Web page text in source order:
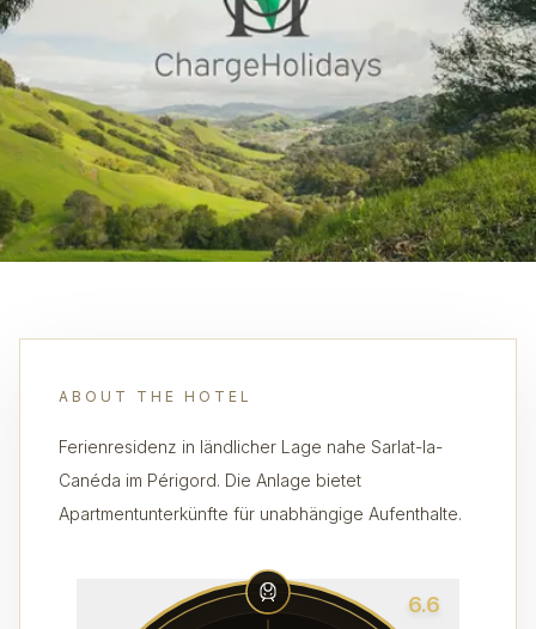
ABOUT THE HOTEL
Ferienresidenz in ländlicher Lage nahe Sarlat-la-
Canéda im Périgord. Die Anlage bietet
Apartmentunterkünfte für unabhängige Aufenthalte.
6.6